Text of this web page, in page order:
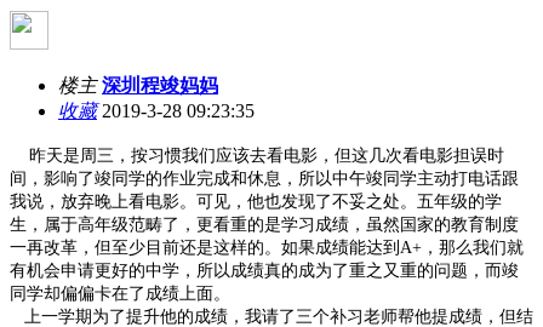
楼主 深圳程竣妈妈
收藏2019-3-28 09:23:35
昨天是周三，按习惯我们应该去看电影，但这几次看电影担误时
间，影响了竣同学的作业完成和休息，所以中午竣同学主动打电话跟
我说，放弃晚上看电影。可见，他也发现了不妥之处。五年级的学
生，属于高年级范畴了，更看重的是学习成绩，虽然国家的教育制度
一再改革，但至少目前还是这样的。如果成绩能达到A+，那么我们就
有机会申请更好的中学，所以成绩真的成为了重之又重的问题，而竣
同学却偏偏卡在了成绩上面。
上一学期为了提升他的成绩，我请了三个补习老师帮他提成绩，但结